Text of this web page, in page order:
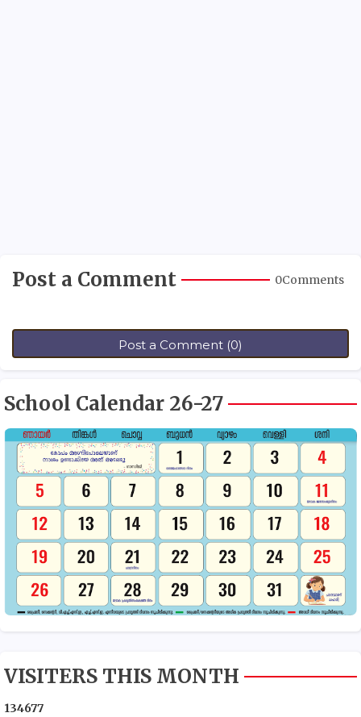
Post a Comment 0Comments
Post a Comment (0)
School Calendar 26-27
VISITERS THIS MONTH
134677